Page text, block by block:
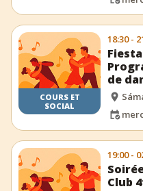
COURS ET
SOCIAL
18:30 -
de
19:00 -
Club